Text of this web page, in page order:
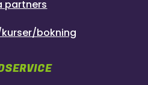
partners
bokning